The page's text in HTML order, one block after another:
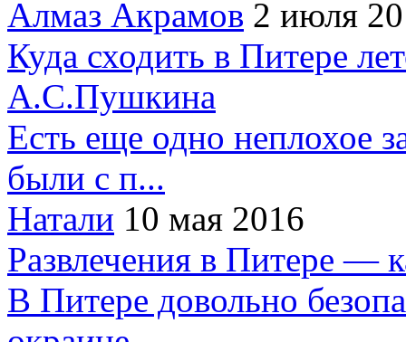
Алмаз Акрамов 2 июля
Куда сходить в Питере
А.С.Пушкина
Есть еще одно неплохое
были с п...
Натали 10 мая 2016
Развлечения в Питере —
В Питере довольно